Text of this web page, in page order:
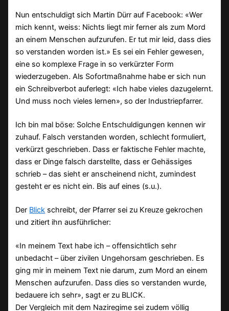
Nun entschuldigt sich Martin Dürr auf Facebook: «Wer
mich kennt, weiss: Nichts liegt mir ferner als zum Mord
an einem Menschen aufzurufen. Er tut mir leid, dass dies
so verstanden worden ist.» Es sei ein Fehler gewesen,
eine so komplexe Frage in so verkürzter Form
wiederzugeben. Als Sofortmaßnahme habe er sich nun
ein Schreibverbot auferlegt: «Ich habe vieles dazugelernt.
Und muss noch vieles lernen», so der Industriepfarrer.
Ich bin mal böse: Solche Entschuldigungen kennen wir
zuhauf. Falsch verstanden worden, schlecht formuliert,
verkürzt geschrieben. Dass er faktische Fehler machte,
dass er Dinge falsch darstellte, dass er Gehässiges
schrieb – das sieht er anscheinend nicht, zumindest
gesteht er es nicht ein. Bis auf eines (s.u.).
Der Blick schreibt, der Pfarrer sei zu Kreuze gekrochen
und zitiert ihn ausführlicher:
«In meinem Text habe ich – offensichtlich sehr
unbedacht – über zivilen Ungehorsam geschrieben. Es
ging mir in meinem Text nie darum, zum Mord an einem
Menschen aufzurufen. Dass dies so verstanden wurde,
bedauere ich sehr», sagt er zu BLICK.
Der Vergleich mit dem Naziregime sei zudem völlig